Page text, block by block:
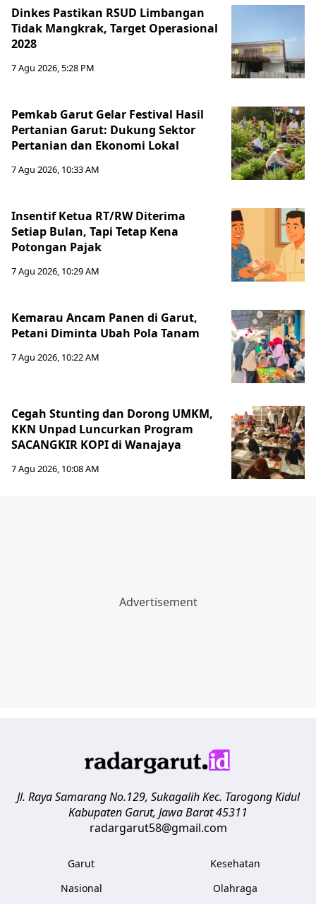
Dinkes Pastikan RSUD Limbangan
Tidak Mangkrak, Target Operasional
2028
7 Agu 2026, 5:28 PM
Pemkab Garut Gelar Festival Hasil
Pertanian Garut: Dukung Sektor
Pertanian dan Ekonomi Lokal
7 Agu 2026, 10:33 AM
Insentif Ketua RT/RW Diterima
Setiap Bulan, Tapi Tetap Kena
Potongan Pajak
7 Agu 2026, 10:29 AM
Kemarau Ancam Panen di Garut,
Petani Diminta Ubah Pola Tanam
7 Agu 2026, 10:22 AM
Cegah Stunting dan Dorong UMKM,
KKN Unpad Luncurkan Program
SACANGKIR KOPI di Wanajaya
7 Agu 2026, 10:08 AM
Jl. Raya Samarang No.129, Sukagalih Kec. Tarogong Kidul
Kabupaten Garut, Jawa Barat45311
radargarut58@gmail.com
Garut
Nasional
Kesehatan
Olahraga